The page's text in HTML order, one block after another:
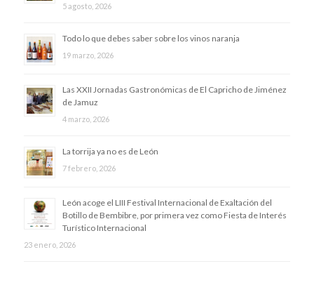
5 agosto, 2026
Todo lo que debes saber sobre los vinos naranja
19 marzo, 2026
Las XXII Jornadas Gastronómicas de El Capricho de Jiménez
de Jamuz
4 marzo, 2026
La torrija ya no es de León
7 febrero, 2026
​León acoge el LIII Festival Internacional de Exaltación del
Botillo de Bembibre, por primera vez como Fiesta de Interés
Turístico Internacional
23 enero, 2026